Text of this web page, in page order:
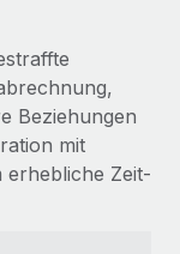
Beziehungen
mit
erhebliche Zeit-